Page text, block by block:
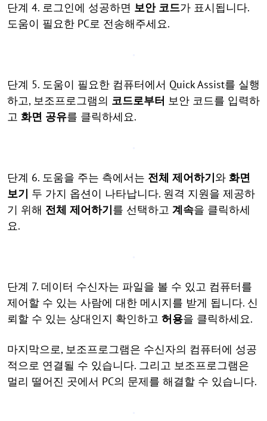
단계 4. 로그인에 성공하면 보안 코드가 표시됩니다.
도움이 필요한 PC로 전송해주세요.
단계 5. 도움이 필요한 컴퓨터에서 Quick Assist를 실행
하고, 보조프로그램의 코드로부터 보안 코드를 입력하
고 화면 공유를 클릭하세요.
단계 6. 도움을 주는 측에서는 전체 제어하기와 화면
보기 두 가지 옵션이 나타납니다. 원격 지원을 제공하
기 위해 전체 제어하기를 선택하고 계속을 클릭하세
요.
단계 7. 데이터 수신자는 파일을 볼 수 있고 컴퓨터를
제어할 수 있는 사람에 대한 메시지를 받게 됩니다. 신
뢰할 수 있는 상대인지 확인하고 허용을 클릭하세요.
마지막으로, 보조프로그램은 수신자의 컴퓨터에 성공
적으로 연결될 수 있습니다. 그리고 보조프로그램은
멀리 떨어진 곳에서 PC의 문제를 해결할 수 있습니다.